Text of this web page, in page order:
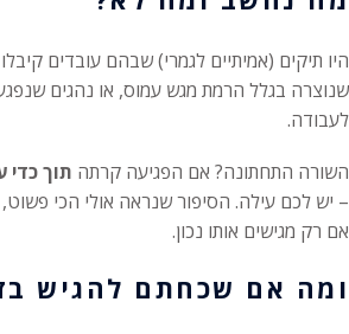
היו תיקים (אמיתיים לגמרי) שבהם עובדים
שנוצרה בגלל הרמת מגש עמוס, או נהגים
לעבודה.
השורה התחתונה? אם הפגיעה קרתה תוך כדי
– יש לכם עילה. הסיפור שנראה אולי הכי פשוט,
אם רק מגישים אותו נכון.
ומה אם שכחתם להגיש